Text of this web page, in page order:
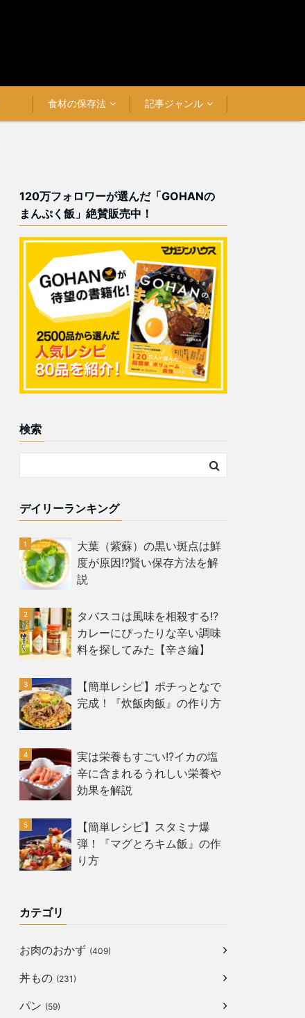
食材の保存法 記事ジャンル
120万フォロワーが選んだ「GOHANの
まんぷく飯」絶賛販売中！
検索
デイリーランキング
大葉（紫蘇）の黒い斑点は鮮
度が原因!?賢い保存方法を解
説
タバスコは風味を相殺する!?
カレーにぴったりな辛い調味
料を探してみた【辛さ編】
【簡単レシピ】ポチっとなで
完成！『炊飯肉飯』の作り方
実は栄養もすごい!?イカの塩
辛に含まれるうれしい栄養や
効果を解説
【簡単レシピ】スタミナ爆
弾！『マグとろキム飯』の作
り方
カテゴリ
お肉のおかず (409)
丼もの (231)
パン (59)